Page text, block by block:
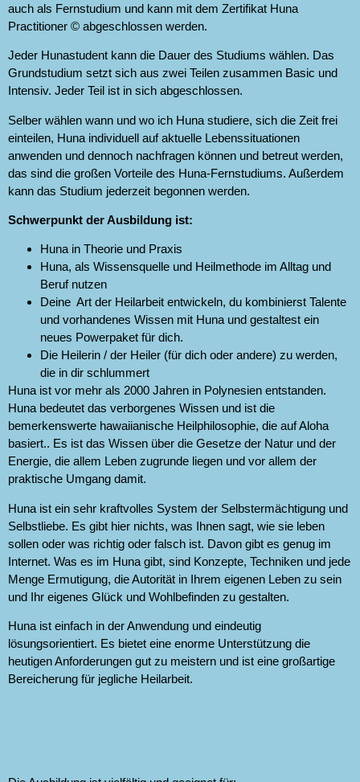
auch als Fernstudium und kann mit dem Zertifikat Huna
Practitioner © abgeschlossen werden.
Jeder Hunastudent kann die Dauer des Studiums wählen. Das
Grundstudium setzt sich aus zwei Teilen zusammen Basic und
Intensiv. Jeder Teil ist in sich abgeschlossen.
Selber wählen wann und wo ich Huna studiere, sich die Zeit frei
einteilen, Huna individuell auf aktuelle Lebenssituationen
anwenden und dennoch nachfragen können und betreut werden,
das sind die großen Vorteile des Huna-Fernstudiums. Außerdem
kann das Studium jederzeit begonnen werden.
Schwerpunkt der Ausbildung ist:
Huna in Theorie und Praxis
Huna, als Wissensquelle und Heilmethode im Alltag und
Beruf nutzen
Deine Art der Heilarbeit entwickeln, du kombinierst Talente
und vorhandenes Wissen mit Huna und gestaltest ein
neues Powerpaket für dich.
Die Heilerin / der Heiler (für dich oder andere) zu werden,
die in dir schlummert
Huna ist vor mehr als 2000 Jahren in Polynesien entstanden.
Huna bedeutet das verborgenes Wissen und ist die
bemerkenswerte hawaiianische Heilphilosophie, die auf Aloha
basiert.. Es ist das Wissen über die Gesetze der Natur und der
Energie, die allem Leben zugrunde liegen und vor allem der
praktische Umgang damit.
Huna ist ein sehr kraftvolles System der Selbstermächtigung und
Selbstliebe. Es gibt hier nichts, was Ihnen sagt, wie sie leben
sollen oder was richtig oder falsch ist. Davon gibt es genug im
Internet. Was es im Huna gibt, sind Konzepte, Techniken und jede
Menge Ermutigung, die Autorität in Ihrem eigenen Leben zu sein
und Ihr eigenes Glück und Wohlbefinden zu gestalten.
Huna ist einfach in der Anwendung und eindeutig
lösungsorientiert. Es bietet eine enorme Unterstützung die
heutigen Anforderungen gut zu meistern und ist eine großartige
Bereicherung für jegliche Heilarbeit.